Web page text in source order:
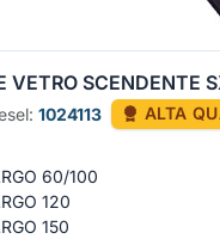
VETRO SCENDENTE
1024113
ALTA
60/100
120
150